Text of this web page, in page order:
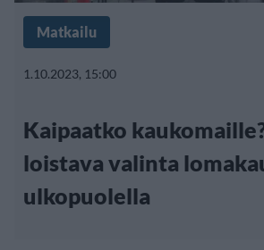
Matkailu
1.10.2023, 15:00
Kaipaatko
loistava valinta
ulkopuolella